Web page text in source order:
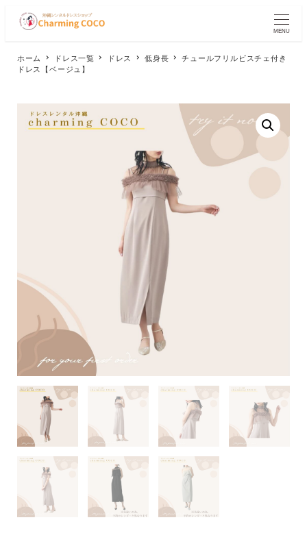
MENU
ホーム ドレス一覧 ドレス 低身長
チュールフリルビスチェ付き
ドレス【ベージュ】